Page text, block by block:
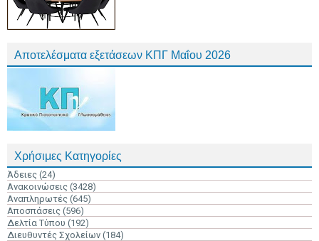
Αποτελέσματα εξετάσεων ΚΠΓ Μαΐου 2026
Χρήσιμες Κατηγορίες
Άδειες (24)
Ανακοινώσεις (3428)
Αναπληρωτές (645)
Αποσπάσεις (596)
Δελτία Τύπου (192)
Διευθυντές Σχολείων (184)